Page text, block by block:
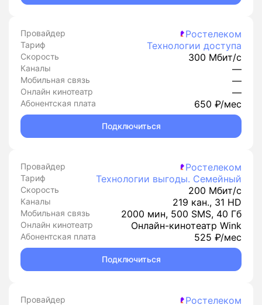
Провайдер Ростелеком
Тариф Технологии доступа
Скорость 300 Мбит/с
Каналы —
Мобильная связь —
Онлайн кинотеатр —
Абонентская плата 650 ₽/мес
Подключиться
Провайдер Ростелеком
Тариф Технологии выгоды. Семейный
Скорость 200 Мбит/с
Каналы 219 кан., 31 HD
Мобильная связь 2000 мин, 500 SMS, 40 Гб
Онлайн кинотеатр Онлайн-кинотеатр Wink
Абонентская плата 525 ₽/мес
Подключиться
Провайдер Ростелеком